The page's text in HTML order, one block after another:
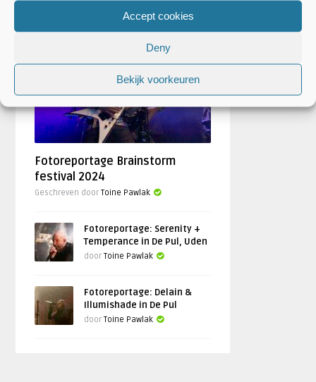
Accept cookies
Deny
Bekijk voorkeuren
FEATURED
Fotoreportage Brainstorm
festival 2024
Geschreven doorToine Pawlak
Fotoreportage: Serenity +
Temperance in De Pul, Uden
doorToine Pawlak
Fotoreportage: Delain &
Illumishade in De Pul
doorToine Pawlak